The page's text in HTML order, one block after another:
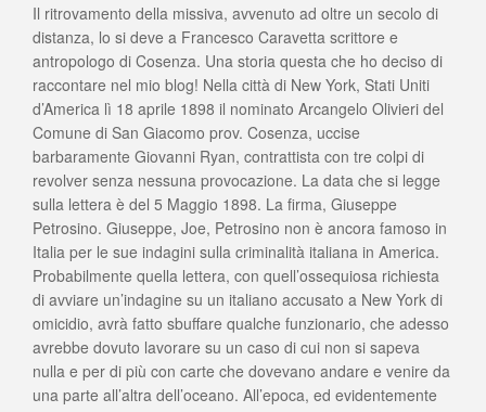
Il ritrovamento della missiva, avvenuto ad oltre un secolo di
distanza, lo si deve a Francesco Caravetta scrittore e
antropologo di Cosenza. Una storia questa che ho deciso di
raccontare nel mio blog! Nella città di New York, Stati Uniti
d’America lì 18 aprile 1898 il nominato Arcangelo Olivieri del
Comune di San Giacomo prov. Cosenza, uccise
barbaramente Giovanni Ryan, contrattista con tre colpi di
revolver senza nessuna provocazione. La data che si legge
sulla lettera è del 5 Maggio 1898. La firma, Giuseppe
Petrosino. Giuseppe, Joe, Petrosino non è ancora famoso in
Italia per le sue indagini sulla criminalità italiana in America.
Probabilmente quella lettera, con quell’ossequiosa richiesta
di avviare un’indagine su un italiano accusato a New York di
omicidio, avrà fatto sbuffare qualche funzionario, che adesso
avrebbe dovuto lavorare su un caso di cui non si sapeva
nulla e per di più con carte che dovevano andare e venire da
una parte all’altra dell’oceano. All’epoca, ed evidentemente